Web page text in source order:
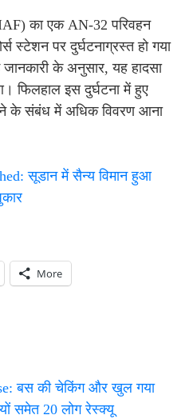
का एक AN-32 परिवहन
स्टेशन पर दुर्घटनाग्रस्त हो गया
जानकारी के अनुसार, यह हादसा
फिलहाल इस दुर्घटना में हुए
के संबंध में अधिक विवरण आना
सूडान में सैन्य विमान हुआ
More
बस की चेकिंग और खुल गया
समेत 20 लोग रेस्क्यू